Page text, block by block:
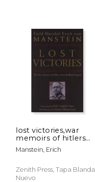
lost victories,war
memoirs of hitlers
most brilliant general
(en Inglés)
Manstein, Erich
Zenith Press, Tapa Blanda,
Nuevo